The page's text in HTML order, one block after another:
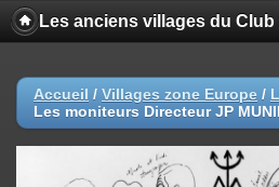
Les anciens villages du
Accueil / Villages zone Europe /
Les moniteurs Directeur JP